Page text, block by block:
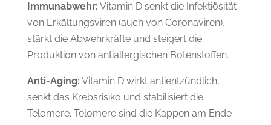
Immunabwehr: Vitamin D senkt die Infektiösität
von Erkältungsviren (auch von Coronaviren),
stärkt die Abwehrkräfte und steigert die
Produktion von antiallergischen Botenstoffen.
Anti-Aging: Vitamin D wirkt antientzündlich,
senkt das Krebsrisiko und stabilisiert die
Telomere. Telomere sind die Kappen am Ende